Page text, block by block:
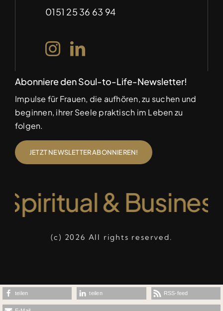
Datenschutz
(auf Anfrage)
0151 25 36 63 94
Abonniere den Soul-to-Life-Newsletter!
Impulse für Frauen, die aufhören, zu suchen und
beginnen, ihrer Seele praktisch im Leben zu
folgen.
JETZT NEWSLETTER ABONNIEREN!
&
(c) 2026 All rights reserved.
teilen teilen RSS-feed